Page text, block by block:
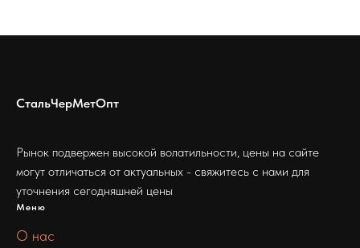
СтальЧерМетОпт
Рынок подвержен высокой волатильности, цены на сайте
могут отличаться от актуальных - свяжитесь с нами для
уточнения сегодняшней цены
Меню
О нас